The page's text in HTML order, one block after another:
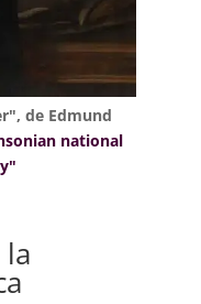
de Edmund
national